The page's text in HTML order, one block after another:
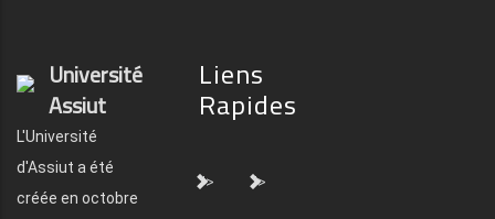
Université
Assiut
L'Université
d'Assiut a été
créée en octobre
Liens
Rapides
"> ">